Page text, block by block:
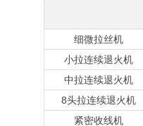
细微拉丝机
小拉连续退火机
中拉连续退火机
8头拉连续退火机
紧密收线机